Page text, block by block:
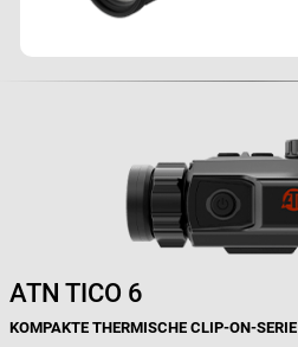
ATN TICO 6
KOMPAKTE THERMISCHE CLIP-ON-SERIE